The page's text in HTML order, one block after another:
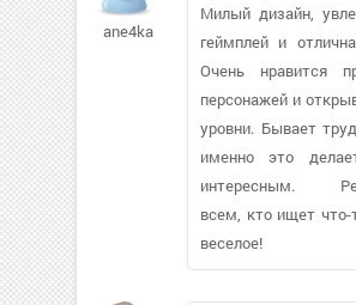
ane4ka1890817
Милый дизайн,
геймплей и
Очень нравится
персонажей и
уровни. Бывает
именно это
интересным.
всем, кто ищет что-
веселое!